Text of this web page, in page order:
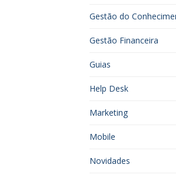
Gestão do
Gestão Financeira
Guias
Help Desk
Marketing
Mobile
Novidades